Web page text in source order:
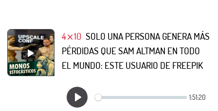
4⨯10 SOLO UNA PERSONA GENERA MÁS
PÉRDIDAS QUE SAM ALTMAN EN TODO
EL MUNDO: ESTE USUARIO DE FREEPIK